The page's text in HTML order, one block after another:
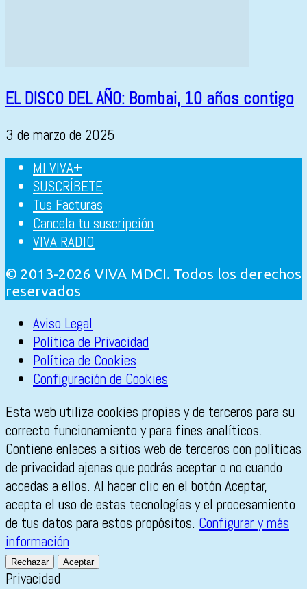
EL DISCO DEL AÑO: Bombai, 10 años contigo
3 de marzo de 2025
MI VIVA+
SUSCRÍBETE
Tus Facturas
Cancela tu suscripción
VIVA RADIO
© 2013-2026 VIVA MDCI. Todos los derechos
reservados
Aviso Legal
Política de Privacidad
Política de Cookies
Configuración de Cookies
Esta web utiliza cookies propias y de terceros para su
correcto funcionamiento y para fines analíticos.
Contiene enlaces a sitios web de terceros con políticas
de privacidad ajenas que podrás aceptar o no cuando
accedas a ellos. Al hacer clic en el botón Aceptar,
acepta el uso de estas tecnologías y el procesamiento
de tus datos para estos propósitos. Configurar y más
información
Rechazar Aceptar
Privacidad